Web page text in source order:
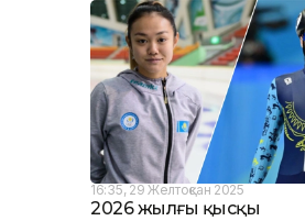
16:35, 29 Желтоқсан 2025
2026 жылғы қысқы